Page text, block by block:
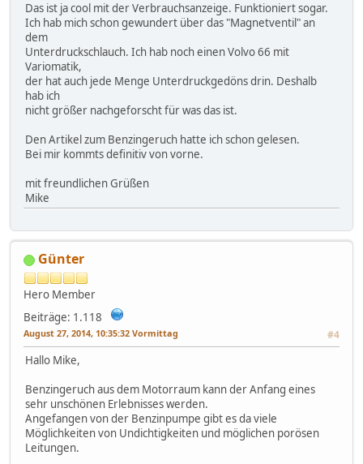
Das ist ja cool mit der Verbrauchsanzeige. Funktioniert sogar.
Ich hab mich schon gewundert über das "Magnetventil" an
dem
Unterdruckschlauch. Ich hab noch einen Volvo 66 mit
Variomatik,
der hat auch jede Menge Unterdruckgedöns drin. Deshalb
hab ich
nicht größer nachgeforscht für was das ist.
Den Artikel zum Benzingeruch hatte ich schon gelesen.
Bei mir kommts definitiv von vorne.
mit freundlichen Grüßen
Mike
Günter
Hero Member
Beiträge: 1.118
August 27, 2014, 10:35:32 Vormittag #4
Hallo Mike,
Benzingeruch aus dem Motorraum kann der Anfang eines
sehr unschönen Erlebnisses werden.
Angefangen von der Benzinpumpe gibt es da viele
Möglichkeiten von Undichtigkeiten und möglichen porösen
Leitungen.